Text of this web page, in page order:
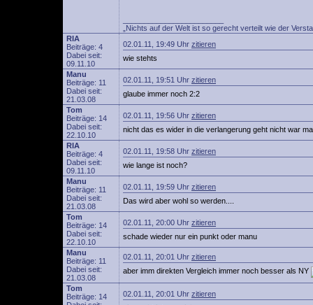
„Nichts auf der Welt ist so gerecht verteilt wie der
RIA
Beiträge: 4
Dabei seit:
09.11.10
02.01.11, 19:49 Uhr zitieren
wie stehts
Manu
Beiträge: 11
Dabei seit:
21.03.08
02.01.11, 19:51 Uhr zitieren
glaube immer noch 2:2
Tom
Beiträge: 14
Dabei seit:
22.10.10
02.01.11, 19:56 Uhr zitieren
nicht das es wider in die verlangerung geht nicht war
RIA
Beiträge: 4
Dabei seit:
09.11.10
02.01.11, 19:58 Uhr zitieren
wie lange ist noch?
Manu
Beiträge: 11
Dabei seit:
21.03.08
02.01.11, 19:59 Uhr zitieren
Das wird aber wohl so werden....
Tom
Beiträge: 14
Dabei seit:
22.10.10
02.01.11, 20:00 Uhr zitieren
schade wieder nur ein punkt oder manu
Manu
Beiträge: 11
Dabei seit:
21.03.08
02.01.11, 20:01 Uhr zitieren
aber imm direkten Vergleich immer noch besser als NY
Tom
Beiträge: 14
02.01.11, 20:01 Uhr zitieren